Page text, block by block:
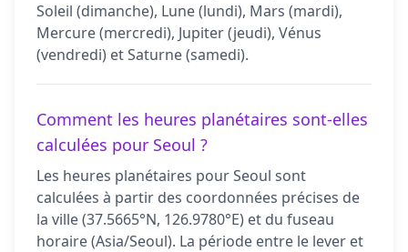
Soleil (dimanche), Lune (lundi), Mars (mardi),
Mercure (mercredi), Jupiter (jeudi), Vénus
(vendredi) et Saturne (samedi).
Comment les heures planétaires sont-elles
calculées pour Seoul ?
Les heures planétaires pour Seoul sont
calculées à partir des coordonnées précises de
la ville (37.5665°N, 126.9780°E) et du fuseau
horaire (Asia/Seoul). La période entre le lever et